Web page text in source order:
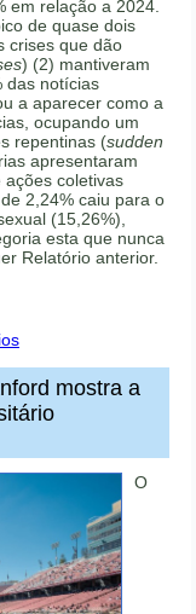
em relação a 2024.
de quase dois
crises que dão
) (2) mantiveram
das notícias
a aparecer como a
ocupando um
repentinas (sudden
apresentaram
coletivas
2,24% caiu para o
(15,26%),
esta que nunca
Relatório anterior.
mostra a
O